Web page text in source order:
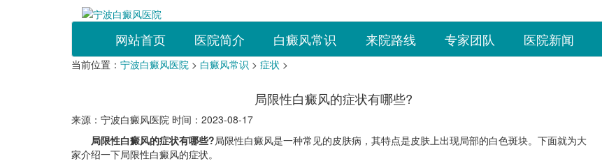
网站首页 医院简介 白癜风常识 来院路线 专家团队 医院新闻
当前位置： 宁波白癜风医院 > 白癜风常识 > 症状 >
局限性白癜风的症状有哪些?
来源：宁波白癜风医院 时间：2023-08-17
局限性白癜风的症状有哪些?局限性白癜风是一种常见的皮肤病，其特点是皮肤上出现局部的白色斑块。下面就为大
家介绍一下局限性白癜风的症状。